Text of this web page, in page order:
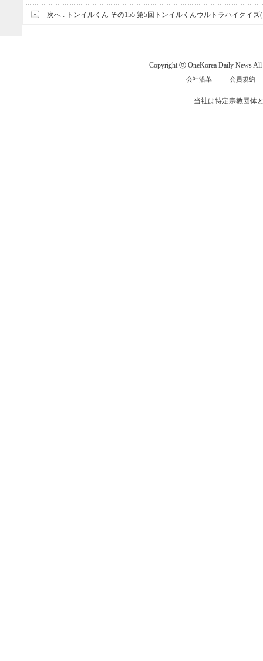
次へ : トンイルくん その155 第5回トンイルくんウルトラハイクイ
Copyright ⓒ OneKorea Daily News All
会社沿革 会員規約
当社は特定宗教団体